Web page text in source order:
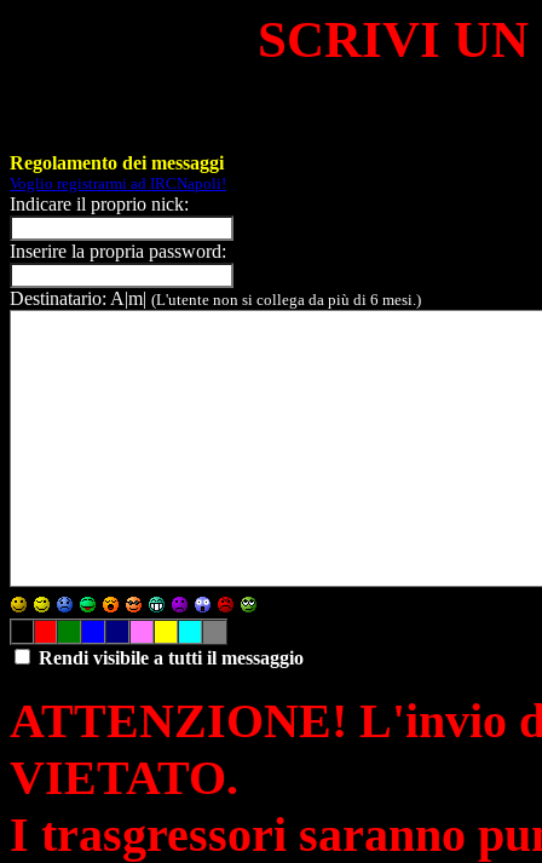
SCRIVI
Regolamento dei messaggi
Voglio registrarmi ad IRCNapoli!
Indicare il proprio nick:
Inserire la propria password:
Destinatario: A|m| (L'utente non si collega da più di 6 mesi.)
Rendi visibile a tutti il messaggio
ATTENZIONE! L'invio
VIETATO.
I trasgressori saranno